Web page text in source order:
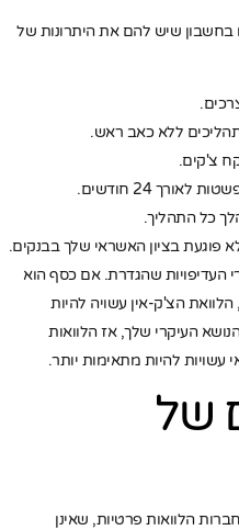
בחשבון שיש להם את היתרונות של
ללא כאב ראש.
צ'קים.
24 חודשים.
כל התהליך.
פוגעת בציון האשראי שלך בבנקים.
העדיפויות שהגדרת. אם כסף הוא
הצ'ק-אין עשויה להיות
העיקרי שלך, אז הלוואות
להיות מתאימות יותר.
של
הלוואות פרטיות, שאינן